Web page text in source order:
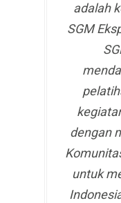
adalah
SGM
dengan
untuk